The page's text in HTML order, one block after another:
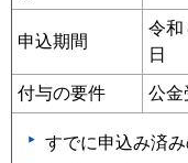
申込期間
令和
日
付与の要件 公金
すでに申込み済み